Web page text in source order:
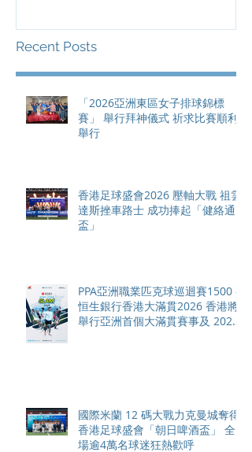
Recent Posts
「2026亞洲東區女子排球錦標
賽」 舉行拜神儀式 祈求比賽順利
舉行
香港足球盛會2026 壓軸大戰 祖雲
達斯挫車路士 成功捧起「健絡通
盃」
PPA亞洲職業匹克球巡迴賽1500 -
恒生銀行香港大滿貫2026 香港將
舉行亞洲首個大滿貫賽事及 2026
國際米蘭 12 碼大戰力克曼城奪得
香港足球盛會「朝日啤酒盃」 全
場逾4萬名球迷狂熱歡呼